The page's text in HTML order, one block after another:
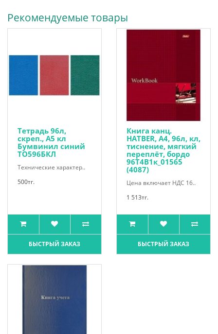
Рекомендуемые товары
Тетрадь 96л,
скреп., А5 кл
Бумвинил синий
ТО596БКЛ
Технические характер..
500тг.
БЫСТРЫЙ ЗАКАЗ
Книга канц.
HATBER, А4, 96л, кл,
тиснение, мягкий
переплёт, бордо
96Т4B1к_01565
(4087)
Цена включает НДС 16..
1 513тг.
БЫСТРЫЙ ЗАКАЗ